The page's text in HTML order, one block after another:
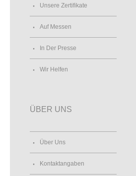
Unsere Zertifikate
Auf Messen
In Der Presse
Wir Helfen
ÜBER UNS
Über Uns
Kontaktangaben